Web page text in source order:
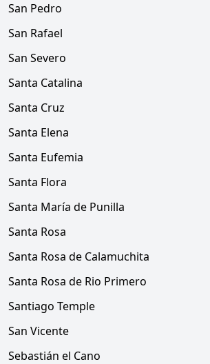
San Pedro
San Rafael
San Severo
Santa Catalina
Santa Cruz
Santa Elena
Santa Eufemia
Santa Flora
Santa María de Punilla
Santa Rosa
Santa Rosa de Calamuchita
Santa Rosa de Rio Primero
Santiago Temple
San Vicente
Sebastián el Cano